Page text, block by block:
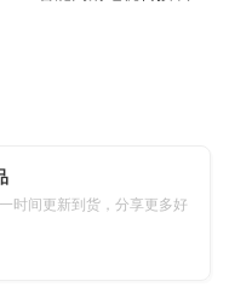
时间更新到货，分享更多好